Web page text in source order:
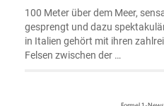
100 Meter über dem Meer,
gesprengt und dazu
in Italien gehört mit ihren
Felsen zwischen der …